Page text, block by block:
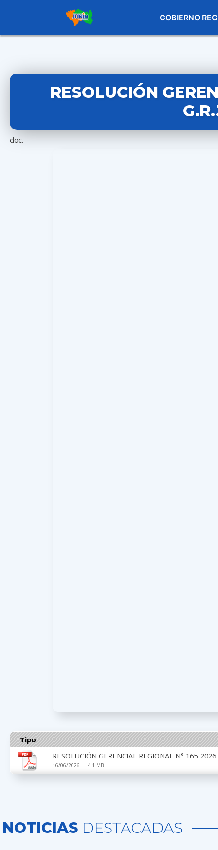
GOBIERNO
RESOLUCIÓN
doc.
Tipo
RESOLUCIÓN GERENCIAL REGIONAL N° 165-
16/06/2026 — 4.1 MB
NOTICIAS DESTACADAS